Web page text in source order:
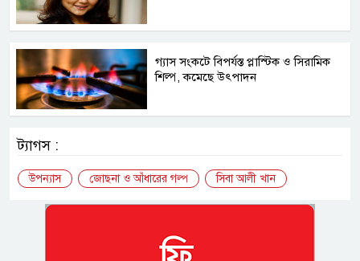
গ্যাস সংকটে বিপর্যস্ত প্লাস্টিক ও সিরামিক
শিল্প, কমেছে উৎপাদন
ট্যাগস :
উপন্যাস জোছনা ও আঁধারের গল্প সিবা আলী খান